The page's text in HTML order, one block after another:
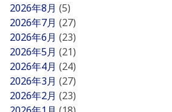
2026年8月 (5)
2026年7月 (27)
2026年6月 (23)
2026年5月 (21)
2026年4月 (24)
2026年3月 (27)
2026年2月 (23)